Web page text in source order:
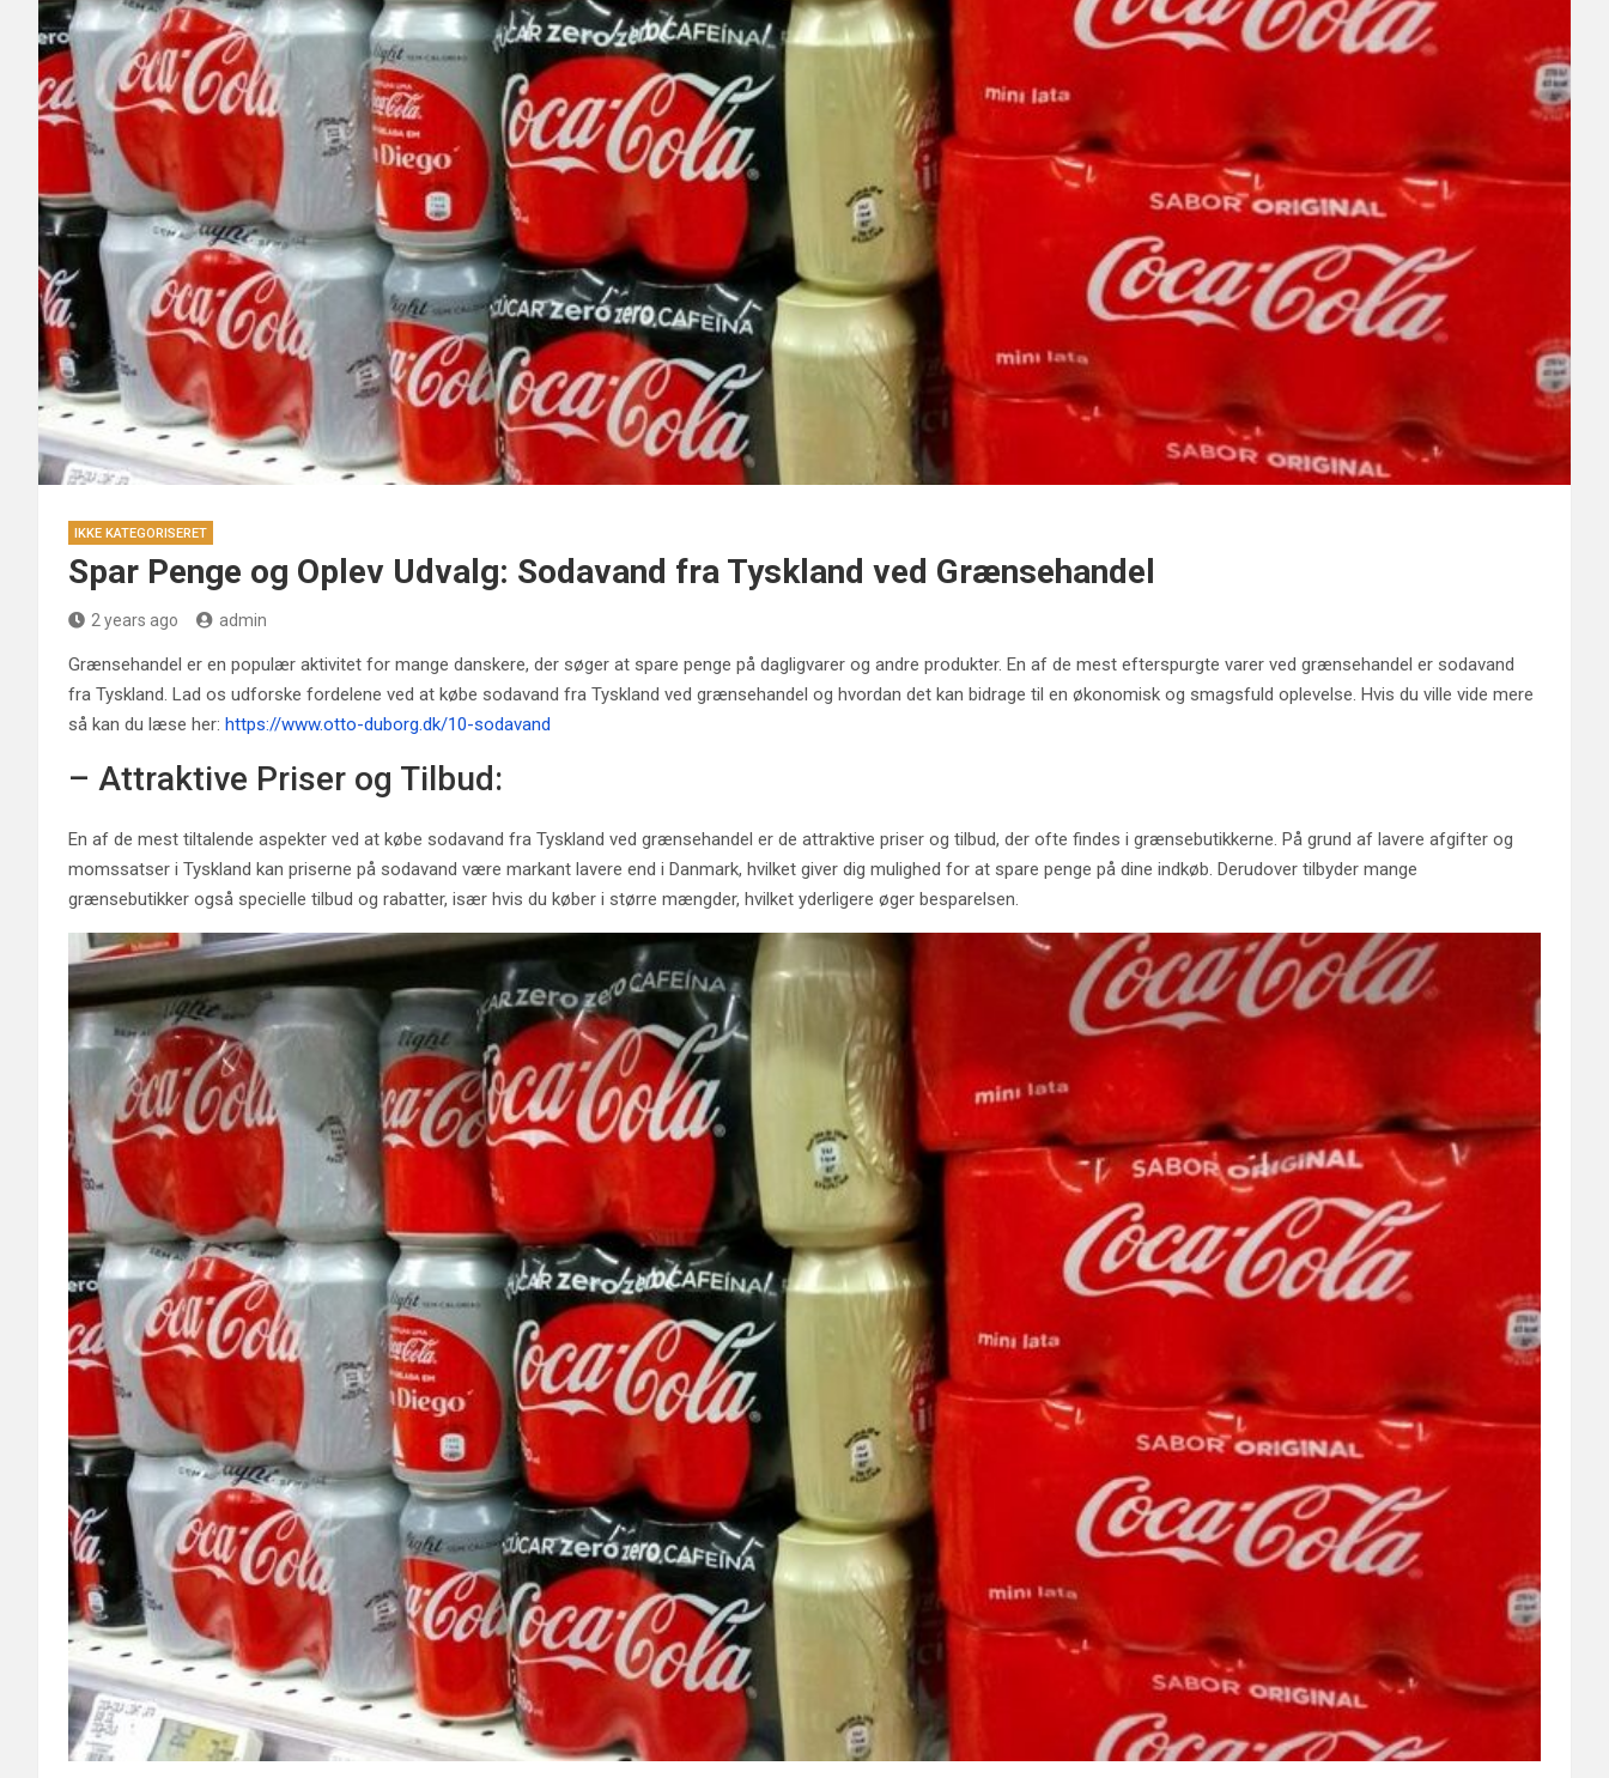
IKKE KATEGORISERET
Spar Penge og Oplev Udvalg: Sodavand fra Tyskland ved Grænsehandel
2 years ago admin
Grænsehandel er en populær aktivitet for mange danskere, der søger at spare penge på dagligvarer og andre produkter. En af de mest efterspurgte varer ved grænsehandel er sodavand
fra Tyskland. Lad os udforske fordelene ved at købe sodavand fra Tyskland ved grænsehandel og hvordan det kan bidrage til en økonomisk og smagsfuld oplevelse. Hvis du ville vide mere
så kan du læse her: https://www.otto-duborg.dk/10-sodavand
– Attraktive Priser og Tilbud:
En af de mest tiltalende aspekter ved at købe sodavand fra Tyskland ved grænsehandel er de attraktive priser og tilbud, der ofte findes i grænsebutikkerne. På grund af lavere afgifter og
momssatser i Tyskland kan priserne på sodavand være markant lavere end i Danmark, hvilket giver dig mulighed for at spare penge på dine indkøb. Derudover tilbyder mange
grænsebutikker også specielle tilbud og rabatter, især hvis du køber i større mængder, hvilket yderligere øger besparelsen.